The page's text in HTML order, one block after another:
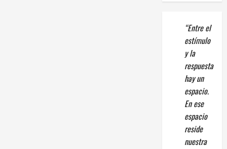
“Entre el
estímulo
y la
respuesta
hay un
espacio.
En ese
espacio
reside
nuestra